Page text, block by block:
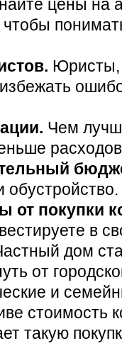
цены на
Юристы,
Чем
обустройство.
от покупки
в
дом
от
и
стоимость
такую